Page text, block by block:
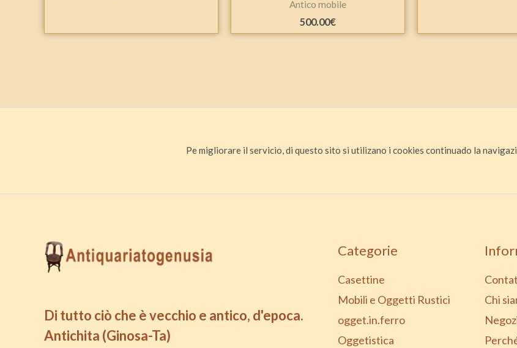
Antico mobile
500.00€
Pe migliorare il servicio, di questo sito si utilizano i cookies continuado la
Di tutto ciò che è vecchio e antico, d'epoca.
Antichita (Ginosa-Ta)
Categorie
Casettine
Mobili e Oggetti Rustici
ogget.in.ferro
Oggetistica
Chi